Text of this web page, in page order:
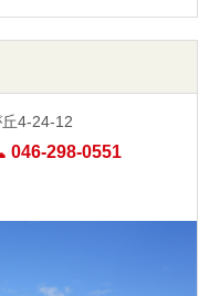
4-24-12
046-298-0551